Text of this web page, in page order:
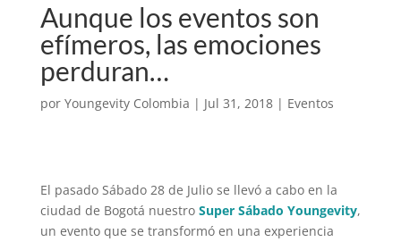
Aunque los eventos son
efímeros, las emociones
perduran…
por Youngevity Colombia | Jul 31, 2018| Eventos
El pasado Sábado 28 de Julio se llevó a cabo en la
ciudad de Bogotá nuestro Super Sábado Youngevity,
un evento que se transformó en una experiencia